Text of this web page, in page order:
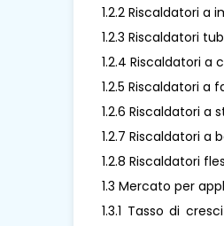
1.2.2 Riscaldatori a
1.2.3 Riscaldatori
1.2.4 Riscaldatori a
1.2.5 Riscaldatori a
1.2.6 Riscaldatori a
1.2.7 Riscaldatori a
1.2.8 Riscaldatori
1.3 Mercato per
1.3.1 Tasso di